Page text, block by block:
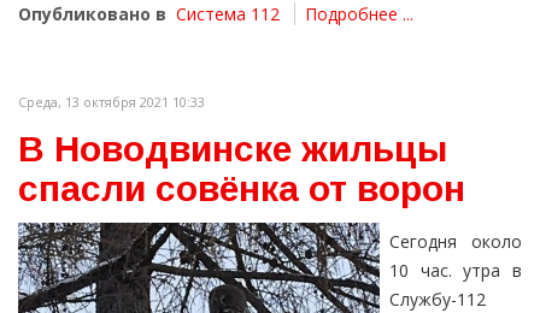
Опубликовано в Система 112 Подробнее ...
Среда, 13 октября 2021 10:33
В Новодвинске жильцы
спасли совёнка от ворон
Сегодня около
10 час. утра в
Службу-112